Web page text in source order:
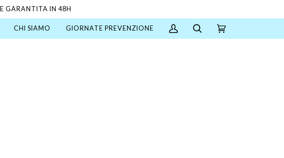
GARANTITA IN 48H
CHI SIAMO GIORNATE PREVENZIONE
Il
Cerca Carrello